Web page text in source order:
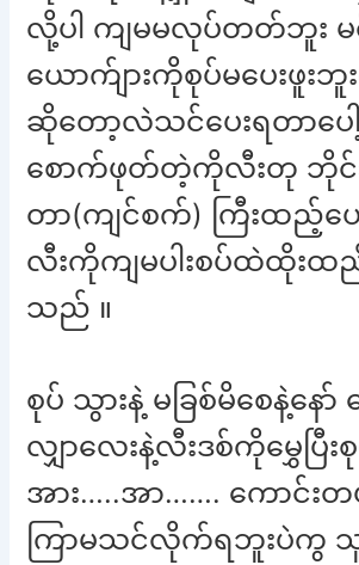
လို့ပါ ကျမမလုပ်တတ်ဘူး မ
ယောက်ျားကိုစုပ်မပေးဖူး
ဆိုတော့လဲသင်ပေးရတာပ
စောက်ဖုတ်တဲ့ကိုလီးတု ဘို
တာ(ကျင်စက်) ကြီးထည့်ပေ
လီးကိုကျမပါးစပ်ထဲထိုး
သည် ။
စုပ် သွားနဲ့ မခြစ်မိစေနဲ့နော်
လျှာလေးနဲ့လီးဒစ်ကိုမွှေပြီးစု
အား…..အာ……. ကောင်း
ကြာမသင်လိုက်ရဘူးပဲကွ သူ